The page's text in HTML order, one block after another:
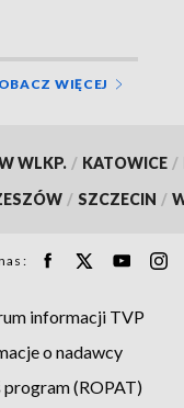
WIĘCEJ
WLKP. / KATOWICE /
/ SZCZECIN /
informacji TVP
o nadawcy
program (ROPAT)